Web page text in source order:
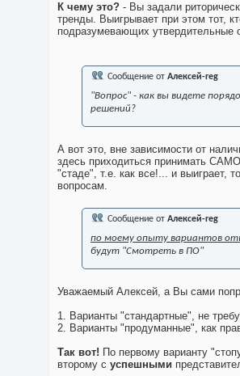
К чему это? - Вы задали
тренды. Выигрывает при этом тот,
подразумевающих утвердительные
Сообщение от Алексей-reg
"Вопрос" - как вы видете
решений?
А вот это, вне зависимости от
здесь приходиться принимать
"стаде", т.е. как все!... и выиграет,
вопросам.
Сообщение от Алексей-reg
по моему опыту вариантов
будут "Смотреть в ПО"
Уважаемый Алексей, а Вы сами
1. Варианты "стандартные", не
2. Варианты "продуманные", как
Так вот! По первому варианту
второму с успешными